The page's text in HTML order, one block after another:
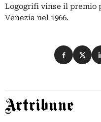
Logogrifi vinse il premio
Venezia nel 1966.
Condividi
Artribune